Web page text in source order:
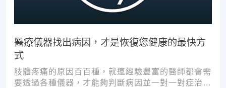
醫療儀器找出病因，才是恢復您健康的最快方
式
肢體疼痛的原因百百種，就連經驗豐富的醫師都會需
要透過各種儀器，才能夠判斷病因並一對一對症治